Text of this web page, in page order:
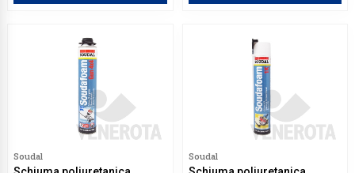
cerniere, binari e macchinari.
termico nei sistemi di
Soudal Soudal